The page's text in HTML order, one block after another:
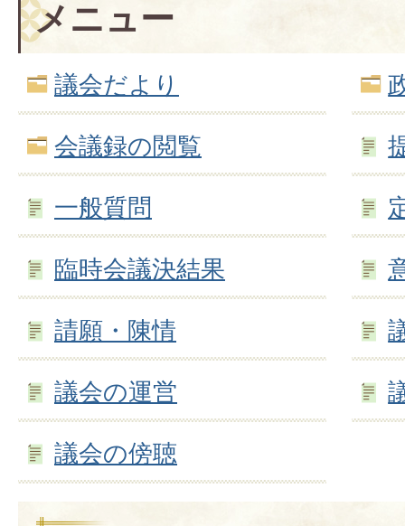
メニュー
議会だより
会議録の閲覧
一般質問
臨時会議決結果
請願・陳情
議会の運営
議会の傍聴